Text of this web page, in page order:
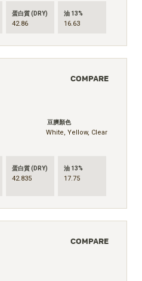
蛋白質 (DRY)
42.86
油 13%
16.63
豆臍顏色
White, Yellow, Clear
蛋白質 (DRY)
42.835
油 13%
17.75
COMPARE
COMPARE